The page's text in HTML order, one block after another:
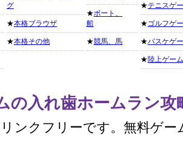
グ
★本格ブラウザ
★本格その他
★ボート、
船
★競馬、馬
★テニスゲ
★ゴルフゲ
★バスケゲ
★陸上ゲーム
の入れ歯ホームラン
ンクフリーです。無料ゲー